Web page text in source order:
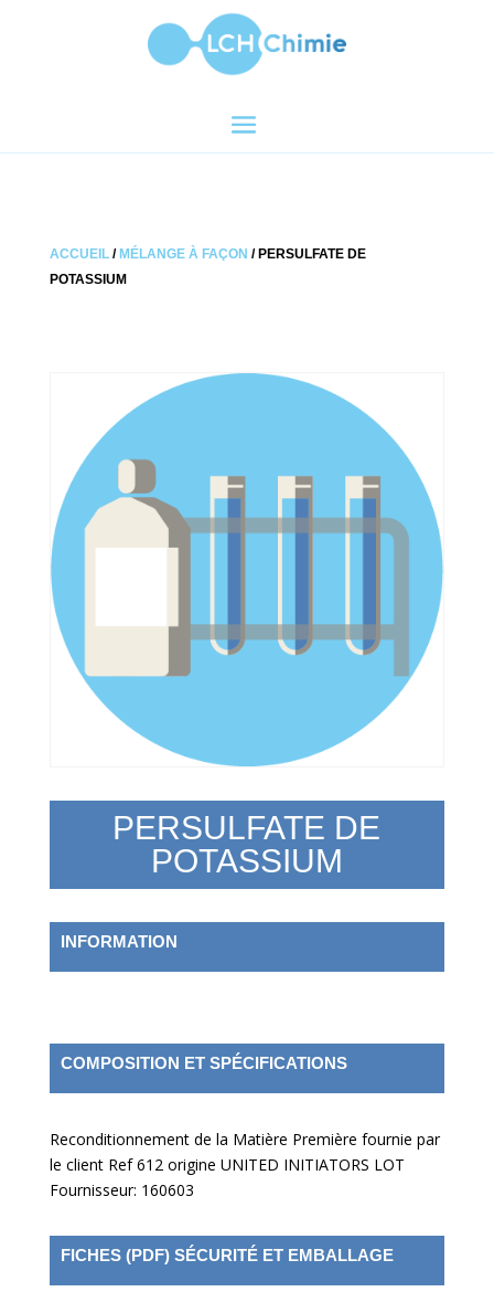
ACCUEIL/ MÉLANGE À FAÇON / PERSULFATE DE
POTASSIUM
PERSULFATE DE
POTASSIUM
INFORMATION
COMPOSITION ET SPÉCIFICATIONS
Reconditionnement de la Matière Première fournie par
le client Ref 612 origine UNITED INITIATORS LOT
Fournisseur: 160603
FICHES (PDF) SÉCURITÉ ET EMBALLAGE